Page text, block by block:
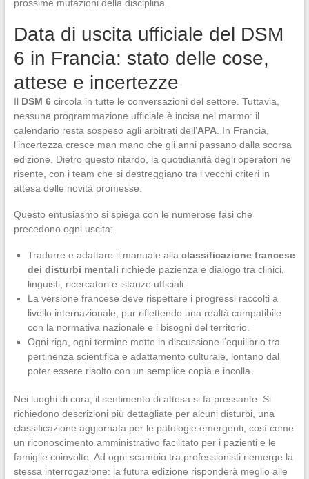
prossime mutazioni della disciplina.
Data di uscita ufficiale del DSM
6 in Francia: stato delle cose,
attese e incertezze
Il DSM 6circola in tutte le conversazioni del settore. Tuttavia,
nessuna programmazione ufficiale è incisa nel marmo: il
calendario resta sospeso agli arbitrati dell’APA. In Francia,
l’incertezza cresce man mano che gli anni passano dalla scorsa
edizione. Dietro questo ritardo, la quotidianità degli operatori ne
risente, con i team che si destreggiano tra i vecchi criteri in
attesa delle novità promesse.
Questo entusiasmo si spiega con le numerose fasi che
precedono ogni uscita:
Tradurre e adattare il manuale alla classificazione francese
dei disturbi mentali richiede pazienza e dialogo tra clinici,
linguisti, ricercatori e istanze ufficiali.
La versione francese deve rispettare i progressi raccolti a
livello internazionale, pur riflettendo una realtà compatibile
con la normativa nazionale e i bisogni del territorio.
Ogni riga, ogni termine mette in discussione l’equilibrio tra
pertinenza scientifica e adattamento culturale, lontano dal
poter essere risolto con un semplice copia e incolla.
Nei luoghi di cura, il sentimento di attesa si fa pressante. Si
richiedono descrizioni più dettagliate per alcuni disturbi, una
classificazione aggiornata per le patologie emergenti, così come
un riconoscimento amministrativo facilitato per i pazienti e le
famiglie coinvolte. Ad ogni scambio tra professionisti riemerge la
stessa interrogazione: la futura edizione risponderà meglio alle